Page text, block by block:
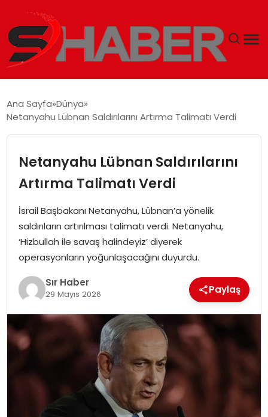
MAGAZIN
TEKNOLOJI
SPOR
EKONOMI
SIYASET
EĞITIM
Ana Sayfa Dünya
Netanyahu Lübnan Saldırılarını Artırma Talimatı Verdi
Netanyahu Lübnan Saldırılarını
Artırma Talimatı Verdi
İsrail Başbakanı Netanyahu, Lübnan’a yönelik
saldırıların artırılması talimatı verdi. Netanyahu,
‘Hizbullah ile savaş halindeyiz’ diyerek
operasyonların yoğunlaşacağını duyurdu.
Sır Haber
29 Mayıs 2026 Paylaş